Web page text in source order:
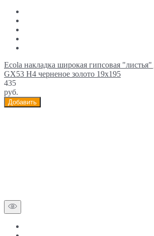
Ecola накладка широкая гипсовая "листья"
GX53 H4 черненое золото 19х195
435
руб.
Добавить